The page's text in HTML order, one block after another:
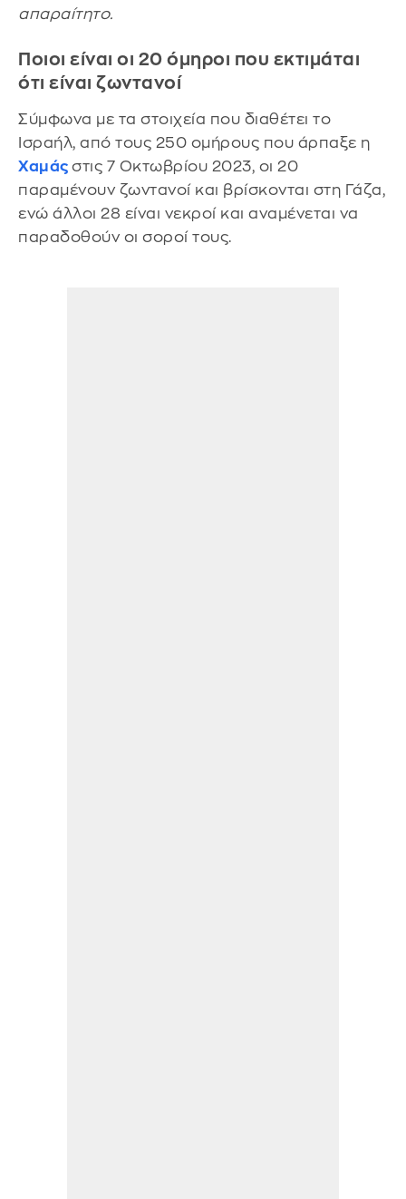
απαραίτητο.
Ποιοι είναι οι 20 όμηροι που εκτιμάται
ότι είναι ζωντανοί
Σύμφωνα με τα στοιχεία που διαθέτει το
Ισραήλ, από τους 250 ομήρους που άρπαξε η
Χαμάς στις 7 Οκτωβρίου 2023, οι 20
παραμένουν ζωντανοί και βρίσκονται στη Γάζα,
ενώ άλλοι 28 είναι νεκροί και αναμένεται να
παραδοθούν οι σοροί τους.